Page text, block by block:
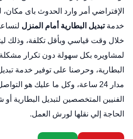
الإفتراضي أمر وارد الحدوث باى
خدمةتبديل البطارية أمام المنزل
خلال وقت قياسي وبأقل تكلفة، وذلك
لمشاويره بكل سهولة دون تكرار
البطارية، وحرصنا على توفير خدمة
مدار 24 ساعة، وكل ما عليك هو
الفنيين المتخصصين لتبديل البطارية
الحاجة إلي نقلها لورش العمل.